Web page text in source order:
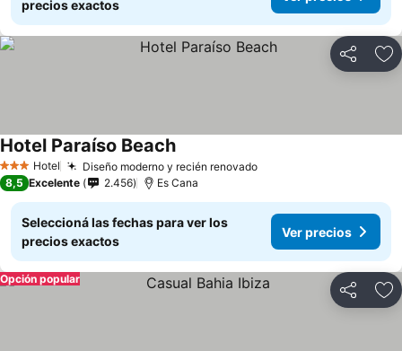
precios exactos
Compartir
3 Estrellas
Hotel Diseño moderno y recién renovado
Hotel Paraíso Beach
8,5 Excelente 2.456 Es Cana
Seleccioná las fechas para ver los
precios exactos
Ver precios
Compartir
Opción popular